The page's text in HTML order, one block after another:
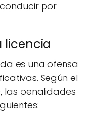
por
licencia
es una ofensa
Según el
las penalidades